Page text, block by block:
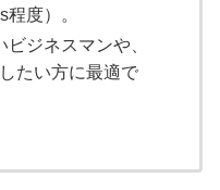
度）。
ビジネスマンや、
たい方に最適で